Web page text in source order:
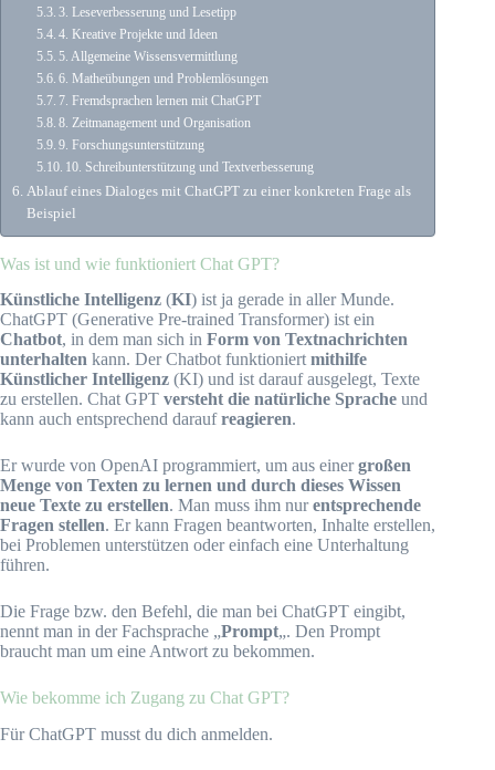
3. Leseverbesserung und Lesetipp
4. Kreative Projekte und Ideen
5. Allgemeine Wissensvermittlung
6. Matheübungen und Problemlösungen
7. Fremdsprachen lernen mit ChatGPT
8. Zeitmanagement und Organisation
9. Forschungsunterstützung
10. Schreibunterstützung und Textverbesserung
Ablauf eines Dialoges mit ChatGPT zu einer konkreten Frage als
Beispiel
Was ist und wie funktioniert Chat GPT?
Künstliche Intelligenz (KI) ist ja gerade in aller Munde.
ChatGPT (Generative Pre-trained Transformer) ist ein
Chatbot, in dem man sich in Form von Textnachrichten
unterhalten kann. Der Chatbot funktioniert mithilfe
Künstlicher Intelligenz (KI) und ist darauf ausgelegt, Texte
zu erstellen. Chat GPT versteht die natürliche Sprache und
kann auch entsprechend daraufreagieren.
Er wurde von OpenAI programmiert, um aus einergroßen
Menge von Texten zu lernen und durch dieses Wissen
neue Texte zu erstellen. Man muss ihm nurentsprechende
Fragen stellen. Er kann Fragen beantworten, Inhalte erstellen,
bei Problemen unterstützen oder einfach eine Unterhaltung
führen.
Die Frage bzw. den Befehl, die man bei ChatGPT eingibt,
nennt man in der Fachsprache „Prompt„. Den Prompt
braucht man um eine Antwort zu bekommen.
Wie bekomme ich Zugang zu Chat GPT?
Für ChatGPT musst du dich anmelden.